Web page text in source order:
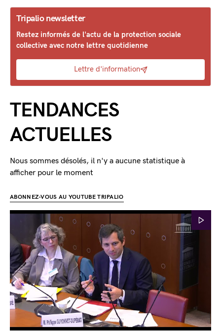
Tripalio newsletter
Restez informés de l'actu de la protection sociale
collective avec notre lettre quotidienne
Lettre d'information
TENDANCES
ACTUELLES
Nous sommes désolés, il n'y a aucune statistique à
afficher pour le moment
ABONNEZ-VOUS AU YOUTUBE TRIPALIO